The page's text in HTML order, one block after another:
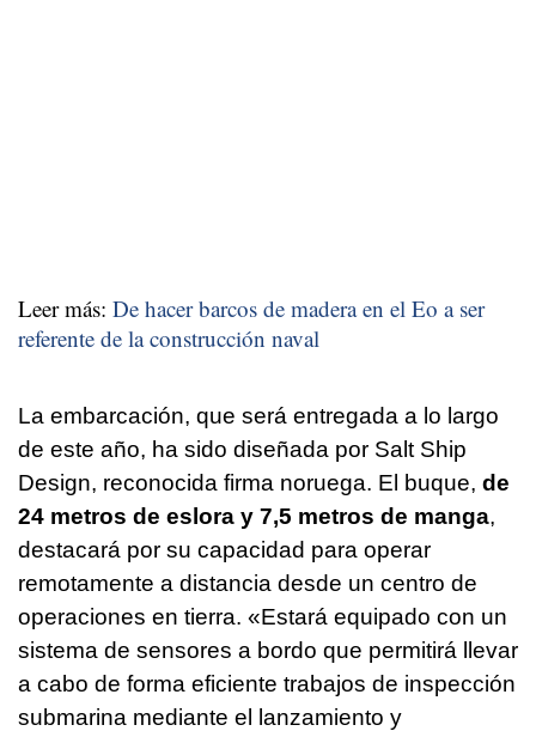
Leer más: De hacer barcos de madera en el Eo a ser
referente de la construcción naval
La embarcación, que será entregada a lo largo
de este año, ha sido diseñada por Salt Ship
Design, reconocida firma noruega. El buque, de
24 metros de eslora y 7,5 metros de manga,
destacará por su capacidad para operar
remotamente a distancia desde un centro de
operaciones en tierra. «Estará equipado con un
sistema de sensores a bordo que permitirá llevar
a cabo de forma eficiente trabajos de inspección
submarina mediante el lanzamiento y